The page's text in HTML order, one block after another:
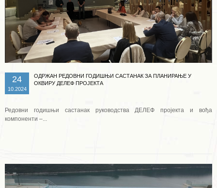
24
10.2024
ОДРЖАН РЕДОВНИ ГОДИШЊИ САСТАНАК ЗА ПЛАНИРАЊЕ У
ОКВИРУ ДЕЛЕФ ПРОЈЕКТА
Редовни годишњи састанак руководства ДЕЛЕФ пројекта и вођа
компоненти –...